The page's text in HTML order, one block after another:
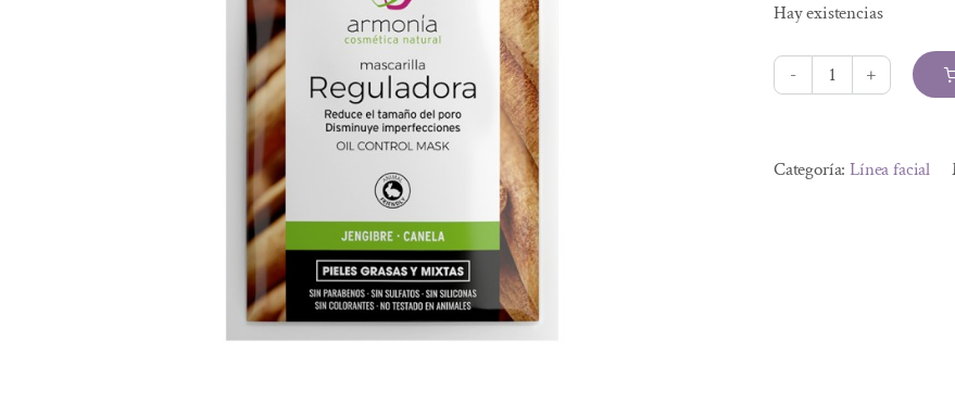
era:
1,95 €.
es:
1,68 €.
Hay existencias
MASCARILLA
(JENGIBRE
Categoría:Línea facial